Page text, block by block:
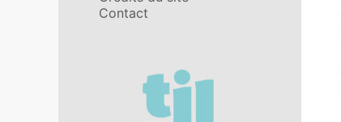
Contact
Affiliations/partenaires